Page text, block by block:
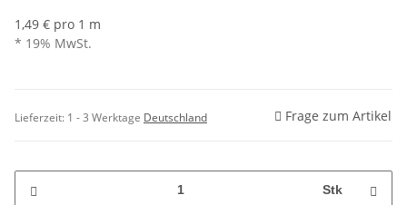
1,49 € pro 1 m
* 19% MwSt.
Lieferzeit: 1 - 3 Werktage Deutschland Frage zum Artikel
Stk